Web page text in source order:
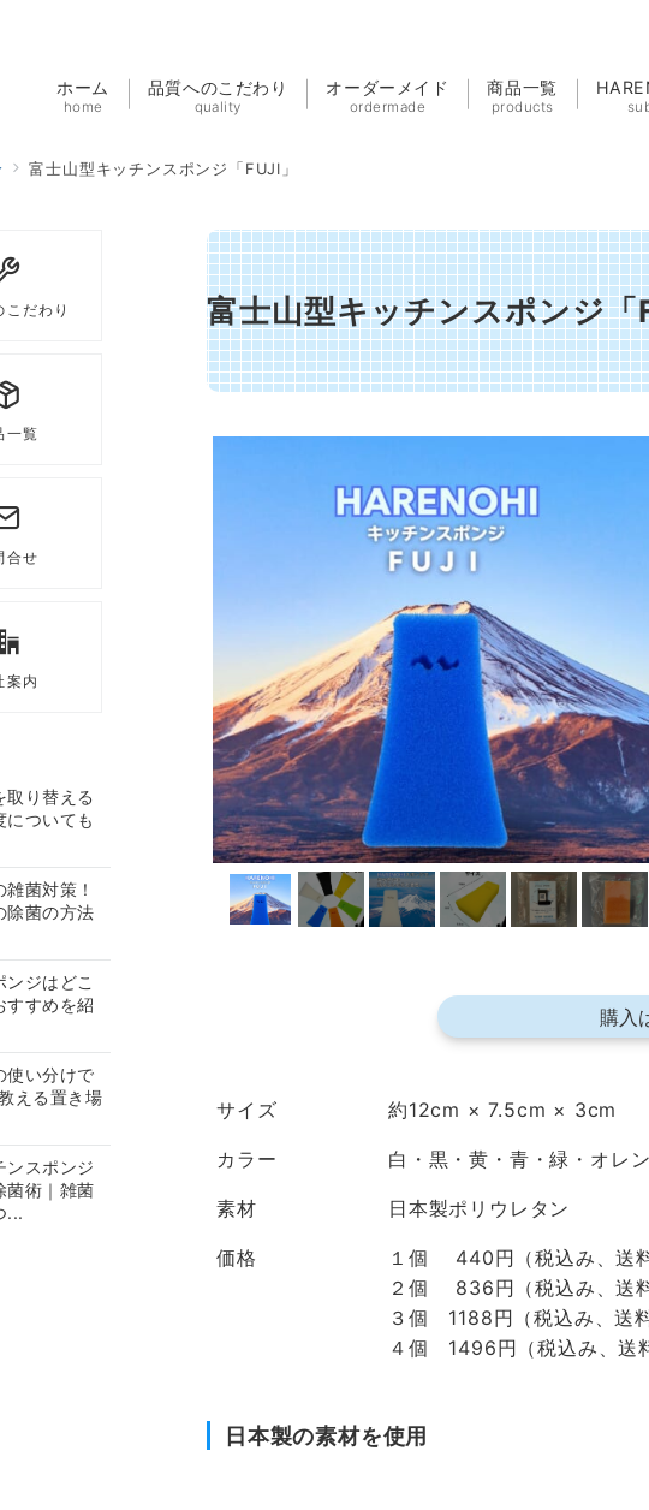
ホーム
home
品質へのこだわり
quality
オーダーメイド
ordermade
商品一覧
products
富士山型キッチンスポンジ「FUJI」
富士山型キッチンスポンジ「
購入
サイズ 約12cm × 7.5cm × 3cm
カラー 白・黒・黄・青・緑・オレ
素材 日本製ポリウレタン
価格
１個 440円（税込み、送料
２個 836円（税込み、送料
３個 1188円（税込み、送料
４個 1496円（税込み、送
日本製の素材を使用
こだわり
一覧
合せ
案内
取り替える
についても
菌対策！
除菌の方法
ジはどこ
すすめを紹
使い分けで
える置き場
ンスポンジ
菌術｜雑菌
...